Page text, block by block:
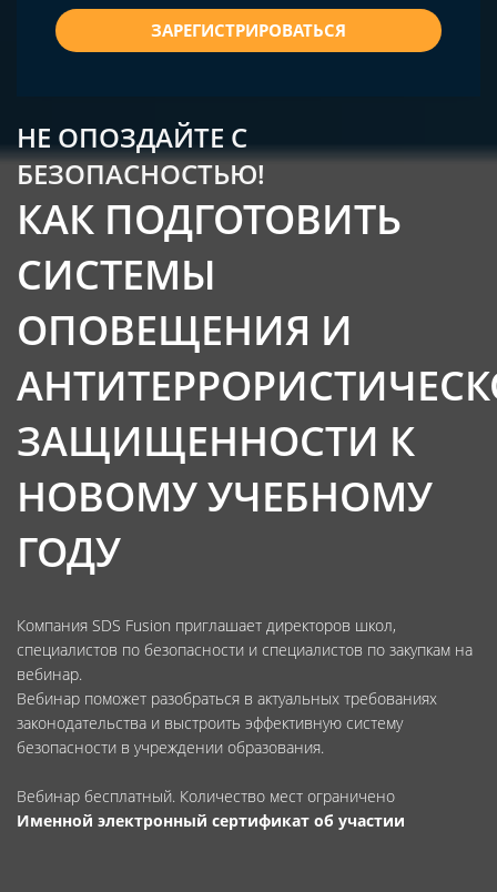
ЗАРЕГИСТРИРОВАТЬСЯ
НЕ ОПОЗДАЙТЕ С
БЕЗОПАСНОСТЬЮ!
КАК ПОДГОТОВИТЬ
СИСТЕМЫ
ОПОВЕЩЕНИЯ И
ЗАЩИЩЕННОСТИ К
НОВОМУ УЧЕБНОМУ
ГОДУ
Компания SDS Fusion приглашает директоров школ,
специалистов по безопасности и специалистов по закупкам на
вебинар.
Вебинар поможет разобраться в актуальных требованиях
законодательства и выстроить эффективную систему
безопасности в учреждении образования.
Вебинар бесплатный. Количество мест ограничено
Именной электронный сертификат об участии